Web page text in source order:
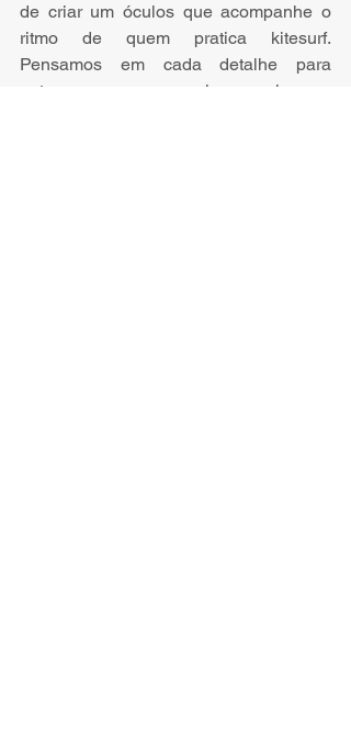
de criar um óculos que acompanhe o
ritmo de quem pratica kitesurf.
Pensamos em cada detalhe para
entregar ergonomia, leveza,